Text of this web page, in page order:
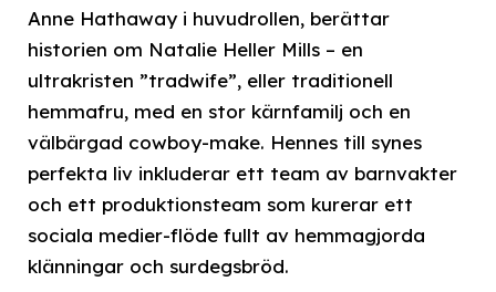
Anne Hathaway i huvudrollen, berättar
historien om Natalie Heller Mills – en
ultrakristen ”tradwife”, eller traditionell
hemmafru, med en stor kärnfamilj och en
välbärgad cowboy-make. Hennes till synes
perfekta liv inkluderar ett team av barnvakter
och ett produktionsteam som kurerar ett
sociala medier-flöde fullt av hemmagjorda
klänningar och surdegsbröd.